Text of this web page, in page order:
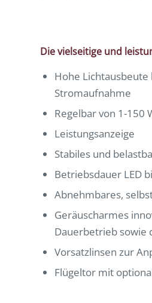
Die vielseitige und
Hohe
Stromaufnahme
Regelbar von 1-150
Leistungsanzeige
Stabiles und
Betriebsdauer LED
Abnehmbares,
Geräuscharmes
Dauerbetrieb sowie
Vorsatzlinsen zur
Flügeltor mit